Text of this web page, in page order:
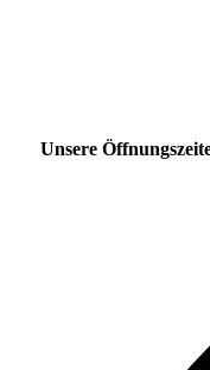
Unsere